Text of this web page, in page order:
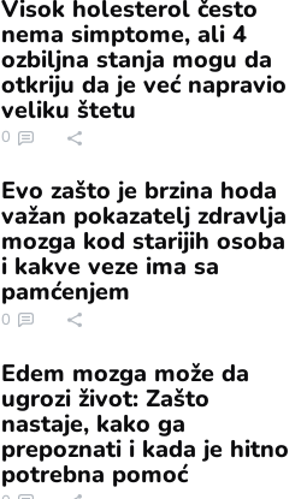
Visok holesterol često
nema simptome, ali 4
ozbiljna stanja mogu da
otkriju da je već napravio
veliku štetu
0
Evo zašto je brzina hoda
važan pokazatelj zdravlja
mozga kod starijih osoba
i kakve veze ima sa
pamćenjem
0
Edem mozga može da
ugrozi život: Zašto
nastaje, kako ga
prepoznati i kada je hitno
potrebna pomoć